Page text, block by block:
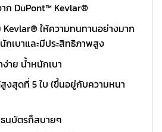
ก DuPont™ Kevlar®
ให้ความทนทานอย่างมาก
เบาและมีประสิทธิภาพสูง
าย น้ำหนักเบา
งสุดที่ 5 ใบ (ขึ้นอยู่กับความหนา
ธนบัตรก็สบายๆ